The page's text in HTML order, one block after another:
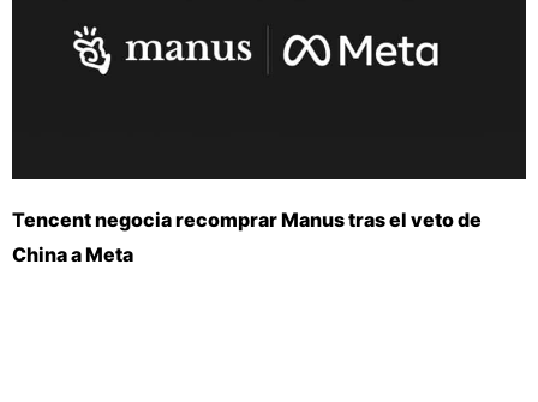
Tencent negocia recomprar Manus tras el veto de
China a Meta